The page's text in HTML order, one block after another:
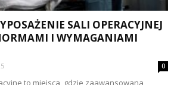
SALI OPERACYJNEJ
I WYMAGANIAMI
0
to miejsca, gdzie zaawansowana